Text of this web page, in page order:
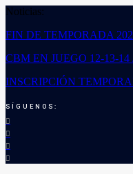
Noticias:
FIN DE TEMPORADA
CBM EN JUEGO 12-13-14
INSCRIPCIÓN
SÍGUENOS: